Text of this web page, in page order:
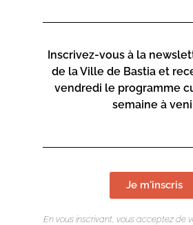
LIEU DE L'ÉVÉNEMENT
Inscrivez-vous à la
de la Ville de Bastia et
vendredi le programme
semaine à
Je m'inscris
En vous inscrivant, vous acceptez de